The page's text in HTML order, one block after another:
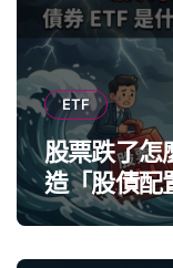
ETF
股票跌了怎
造「股債配